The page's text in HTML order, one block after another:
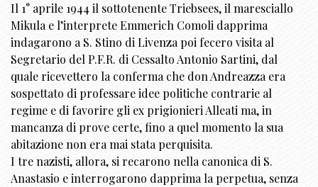
Il 1° aprile 1944 il sottotenente Triebsees, il maresciallo
Mikula e l’interprete Emmerich Comoli dapprima
indagarono a S. Stino di Livenza poi fecero visita al
Segretario del P.F.R. di Cessalto Antonio Sartini, dal
quale ricevettero la conferma che don Andreazza era
sospettato di professare idee politiche contrarie al
regime e di favorire gli ex prigionieri Alleati ma, in
mancanza di prove certe, fino a quel momento la sua
abitazione non era mai stata perquisita.
I tre nazisti, allora, si recarono nella canonica di S.
Anastasio e interrogarono dapprima la perpetua, senza